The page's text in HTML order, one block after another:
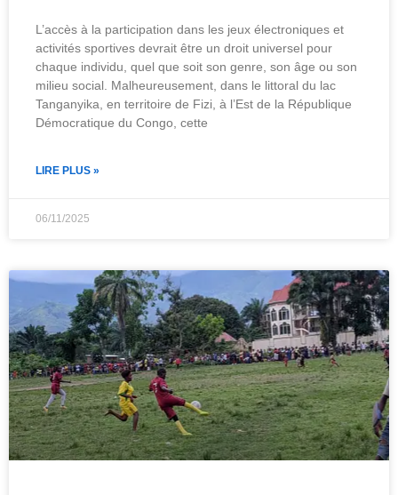
L’accès à la participation dans les jeux électroniques et
activités sportives devrait être un droit universel pour
chaque individu, quel que soit son genre, son âge ou son
milieu social. Malheureusement, dans le littoral du lac
Tanganyika, en territoire de Fizi, à l’Est de la République
Démocratique du Congo, cette
LIRE PLUS »
06/11/2025